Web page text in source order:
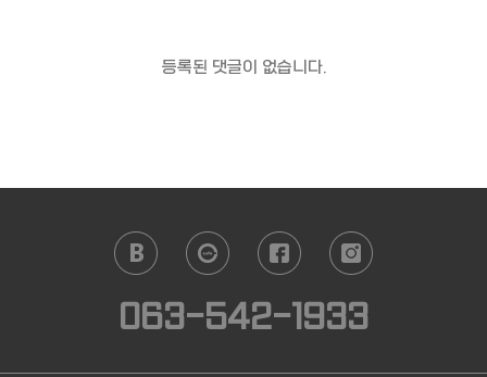
등록된 댓글이 없습니다.
063-542-1933